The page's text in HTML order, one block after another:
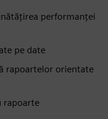
performanței
pe date
rapoartelor orientate
rapoarte